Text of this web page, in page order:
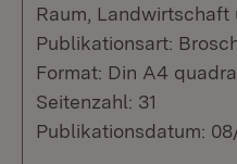
Raum, Landwirtschaft
Publikationsart:
Format: Din A4
Seitenzahl: 31
Publikationsdatum: